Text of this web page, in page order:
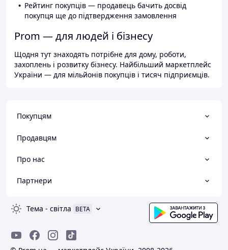
Рейтинг покупців — продавець бачить досвід
покупця ще до підтвердження замовлення
Prom — для людей і бізнесу
Щодня тут знаходять потрібне для дому, роботи,
захоплень і розвитку бізнесу. Найбільший маркетплейс
України — для мільйонів покупців і тисяч підприємців.
Покупцям
Продавцям
Про нас
Партнери
Тема - світла BETA